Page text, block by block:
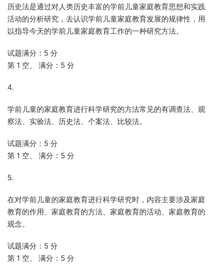
历史法是通过对人类历史丰富的学前儿童家庭教育思想和实践
活动的分析研究，去认识学前儿童家庭教育发展的规律性，用
以指导今天的学前儿童家庭教育工作的一种研究方法。
试题满分：5 分
第 1 空、 满分：5 分
4.
学前儿童的家庭教育进行科学研究的方法常见的有调查法、观
察法、实验法、历史法、个案法、比较法。
试题满分：5 分
第 1 空、 满分：5 分
5.
在对学前儿童的家庭教育进行科学研究时，内容主要涉及家庭
教育的作用、家庭教育的方法、家庭教育的活动、家庭教育的
观念。
试题满分：5 分
第 1 空、 满分：5 分